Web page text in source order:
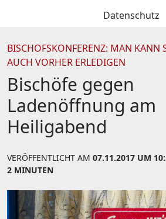
Datenschutz
BISCHOFSKONFERENZ: MAN KANN
AUCH VORHER ERLEDIGEN
Bischöfe gegen
Ladenöffnung am
Heiligabend
VERÖFFENTLICHT AM 07.11.2017 UM
2 MINUTEN